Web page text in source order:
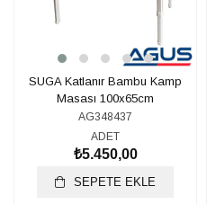
SUGA Katlanır Bambu Kamp
Masası 100x65cm
AG348437
ADET
₺5.450,00
SEPETE EKLE